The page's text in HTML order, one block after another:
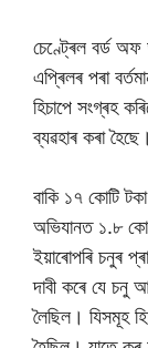
চেণ্ট্ৰেল বৰ্ড অফ
এপ্ৰিলৰ পৰা
হিচাপে সংগ্ৰহ
ব্যৱহাৰ কৰা হৈছে।
বাকি ১৭ কোটি
অভিযানত ১.৮
ইয়াৰোপৰি চনুৰ
দাবী কৰে যে চনু
লৈছিল। যিসমূহ